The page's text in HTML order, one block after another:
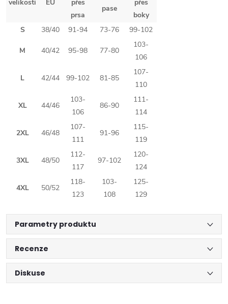
velikosti EU
přes
prsa
pase
přes
boky
S
38/40 91-94 73-76 99-102
M 40/42 95-98 77-80
103-
106
L 42/44 99-102 81-85
107-
110
XL 44/46
103-
106
86-90
111-
114
2XL 46/48
107-
111
91-96
115-
119
3XL 48/50
112-
117
97-102
120-
124
4XL 50/52
118-
123
103-
108
125-
129
Parametry produktu
Recenze
Diskuse